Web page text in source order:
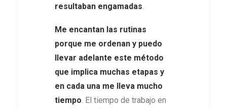
resultaban engamadas.
Me encantan las rutinas
porque me ordenan y puedo
llevar adelante este método
que implica muchas etapas y
en cada una me lleva mucho
tiempo. El tiempo de trabajo en